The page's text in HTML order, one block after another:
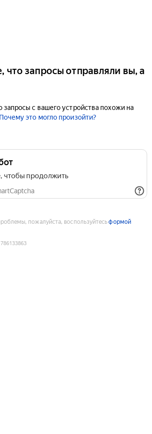
что запросы отправляли вы, а
запросы с вашего устройства похожи на
Почему это могло произойти?
чтобы продолжить
пожалуйста, воспользуйтесьформой